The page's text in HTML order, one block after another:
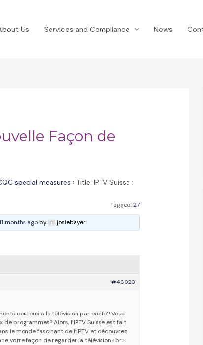
Us Services and Compliance News
Façon de
special measures › Title: IPTV Suisse :
Tagged:27
months agoby josiebayer.
#46023
coûteux à la télévision par câble? Vous
programmes? Alors, l’IPTV Suisse est fait
le monde fascinant de l’IPTV et découvrez
votre façon de regarder la télévision.<br>